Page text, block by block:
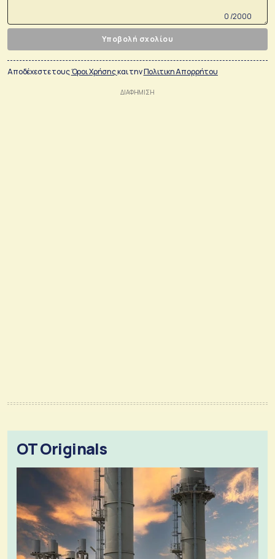
0 /2000
Υποβολή σχολίου
Αποδέχεστε τουςΌροι Χρήσηςκαι τηνΠολιτικη Απορρήτου
OT Originals